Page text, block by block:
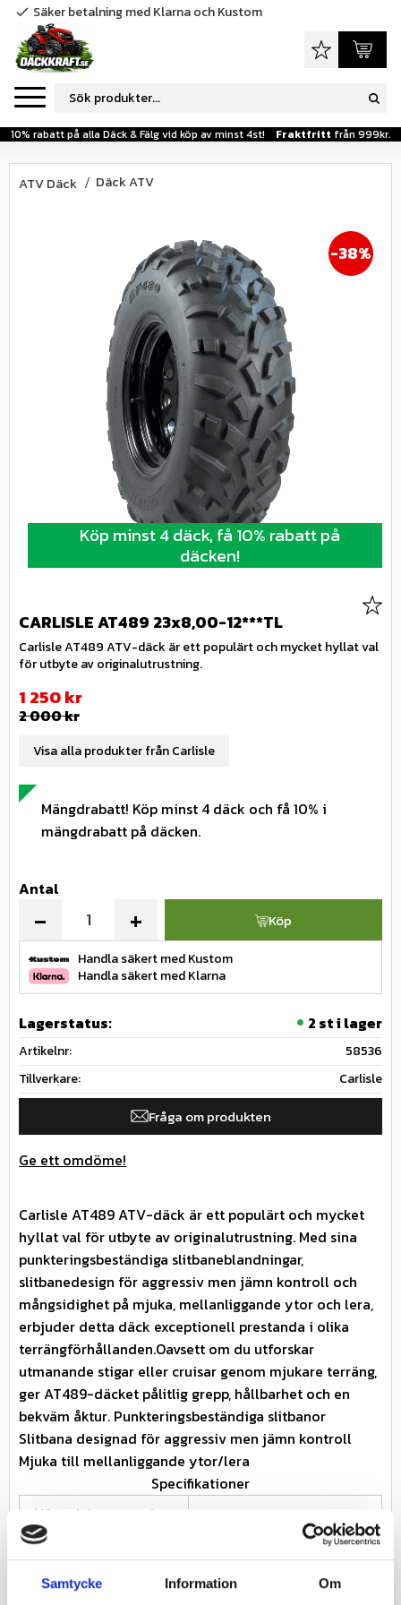
Samtycke Information Om
Meny
10% rabatt på alla Däck & Fälg vid köp av minst 4st! Fraktfritt från 999kr.
check Säker betalning med Klarna och Kustom
Favoriter
ATV Däck Däck ATV
Köp minst 4 däck, få 10% rabatt på
däcken!
38%
CARLISLE AT489 23x8,00-12***TL
Carlisle AT489 ATV-däck är ett populärt och mycket hyllat val
för utbyte av originalutrustning.
Mängdrabatt! Köp minst 4 däck och få 10% i
mängdrabatt på däcken.
Nedsatt pris:
1 250kr
Ordinarie pris:
2 000kr
Antal
+
- Köp
Handla säkert med Kustom
Handla säkert med Klarna
Lagerstatus 2 st i lager
Artikelnr
58536
Tillverkare
Carlisle
Fråga om produkten
Visa alla produkter från Carlisle
Ge ett omdöme!
Carlisle AT489 ATV-däck är ett populärt och mycket
hyllat val för utbyte av originalutrustning. Med sina
punkteringsbeständiga slitbaneblandningar,
slitbanedesign för aggressiv men jämn kontroll och
mångsidighet på mjuka, mellanliggande ytor och lera,
erbjuder detta däck exceptionell prestanda i olika
terrängförhållanden.Oavsett om du utforskar
utmanande stigar eller cruisar genom mjukare terräng,
ger AT489-däcket pålitlig grepp, hållbarhet och en
bekväm åktur. Punkteringsbeständiga slitbanor
Slitbana designad för aggressiv men jämn kontroll
Mjuka till mellanliggande ytor/lera
Specifikationer
Nästa inkommande
leveransdatum
Miljöavgift
Miljöavgift 25 kr inkl
moms ingår i priset